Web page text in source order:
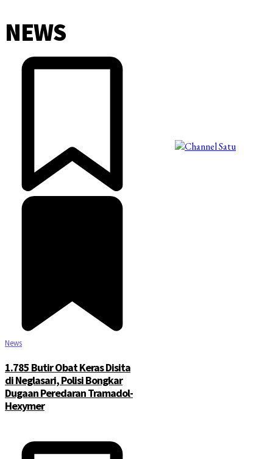
NEWS
News
1.785 Butir Obat Keras Disita
di Neglasari, Polisi Bongkar
Dugaan Peredaran Tramadol-
Hexymer